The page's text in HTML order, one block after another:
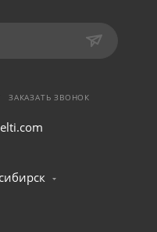
ЗАКАЗАТЬ ЗВОНОК